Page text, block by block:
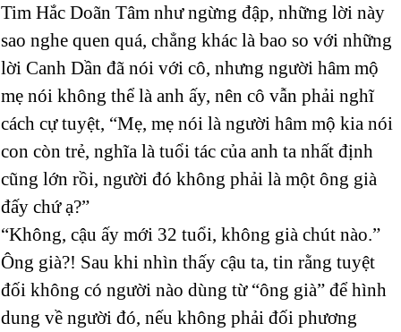
Tim Hắc Doãn Tâm như ngừng đập, những lời này
sao nghe quen quá, chẳng khác là bao so với những
lời Canh Dần đã nói với cô, nhưng người hâm mộ
mẹ nói không thể là anh ấy, nên cô vẫn phải nghĩ
cách cự tuyệt, “Mẹ, mẹ nói là người hâm mộ kia nói
con còn trẻ, nghĩa là tuổi tác của anh ta nhất định
cũng lớn rồi, người đó không phải là một ông già
đấy chứ ạ?”
“Không, cậu ấy mới 32 tuổi, không già chút nào.”
Ông già?! Sau khi nhìn thấy cậu ta, tin rằng tuyệt
đối không có người nào dùng từ “ông già” để hình
dung về người đó, nếu không phải đối phương